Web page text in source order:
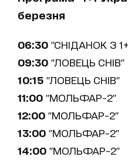
березня
06:30 "СНІДАНОК З
09:30 "ЛОВЕЦЬ СНІВ"
10:15 "ЛОВЕЦЬ СНІВ"
11:00 "МОЛЬФАР-2"
12:00 "МОЛЬФАР-2"
13:00 "МОЛЬФАР-2"
14:00 "МОЛЬФАР-2"